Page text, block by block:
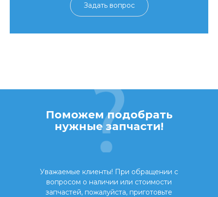
Задать вопрос
Поможем подобрать
нужные запчасти!
Уважаемые клиенты! При обращении с
вопросом о наличии или стоимости
запчастей, пожалуйста, приготовьте